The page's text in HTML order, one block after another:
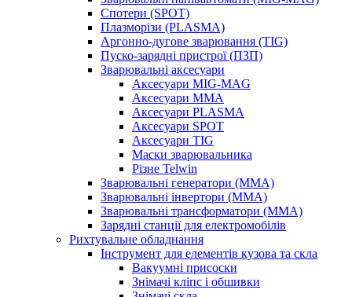
Спотери (SPOT)
Плазморізи (PLASMA)
Аргонно-дугове зварювання (TIG)
Пуско-зарядні пристрої (ПЗП)
Зварювальні аксесуари
Аксесуари MIG-MAG
Аксесуари MMA
Аксесуари PLASMA
Аксесуари SPOT
Аксесуари TIG
Маски зварювальника
Різне Telwin
Зварювальні генератори (MMA)
Зварювальні інвертори (MMA)
Зварювальні трансформатори (MMA)
Зарядні станції для електромобілів
Рихтувальне обладнання
Інструмент для елементів кузова та скла
Вакуумні присоски
Знімачі кліпс і обшивки